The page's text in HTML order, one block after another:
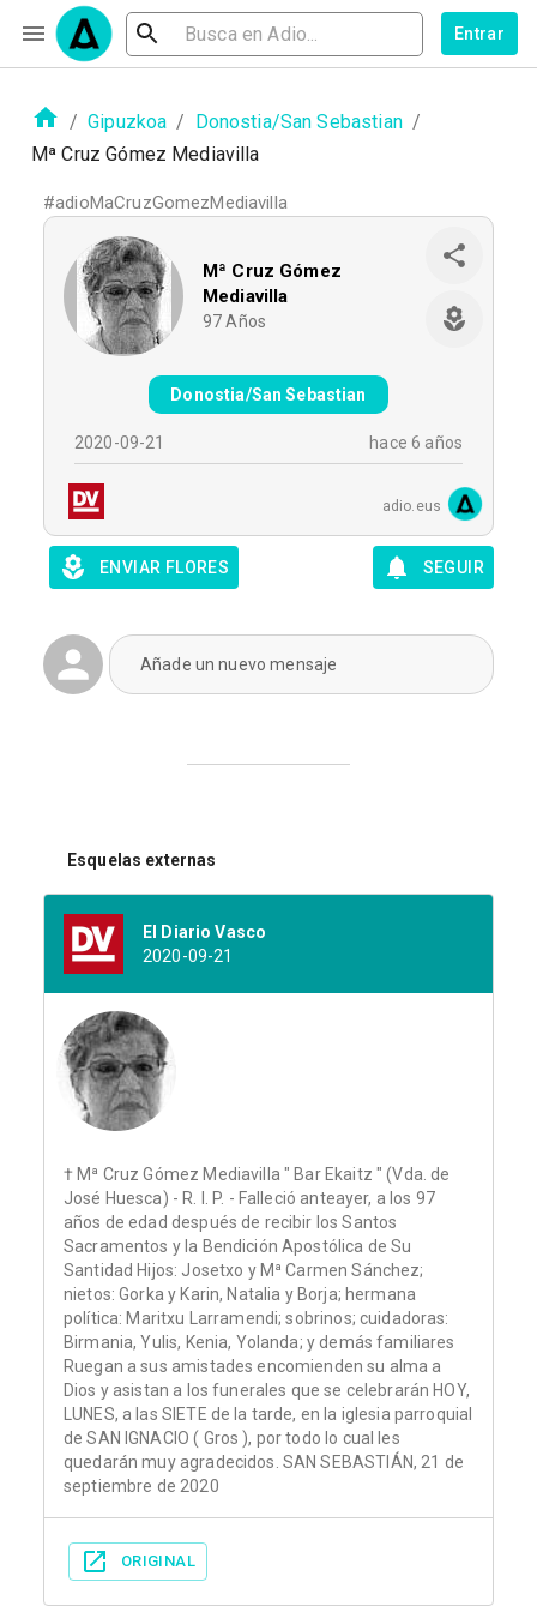
Entrar
/ Gipuzkoa / Donostia/San Sebastian /
Mª Cruz Gómez Mediavilla
#adioMaCruzGomezMediavilla
Mª Cruz Gómez
Mediavilla
97 Años
Donostia/San Sebastian
2020-09-21 hace 6 años
adio.eus
ENVIAR FLORES SEGUIR
Añade un nuevo mensaje
Esquelas externas
El Diario Vasco
2020-09-21
† Mª Cruz Gómez Mediavilla " Bar Ekaitz " (Vda. de
José Huesca) - R. I. P. - Falleció anteayer, a los 97
años de edad después de recibir los Santos
Sacramentos y la Bendición Apostólica de Su
Santidad Hijos: Josetxo y Mª Carmen Sánchez;
nietos: Gorka y Karin, Natalia y Borja; hermana
política: Maritxu Larramendi; sobrinos; cuidadoras:
Birmania, Yulis, Kenia, Yolanda; y demás familiares
Ruegan a sus amistades encomienden su alma a
Dios y asistan a los funerales que se celebrarán HOY,
LUNES, a las SIETE de la tarde, en la iglesia parroquial
de SAN IGNACIO ( Gros ), por todo lo cual les
quedarán muy agradecidos. SAN SEBASTIÁN, 21 de
septiembre de 2020
ORIGINAL